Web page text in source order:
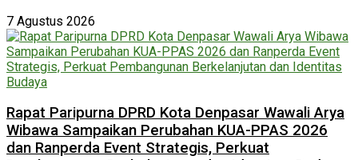
7 Agustus 2026
Rapat Paripurna DPRD Kota Denpasar Wawali Arya
Wibawa Sampaikan Perubahan KUA-PPAS 2026
dan Ranperda Event Strategis, Perkuat